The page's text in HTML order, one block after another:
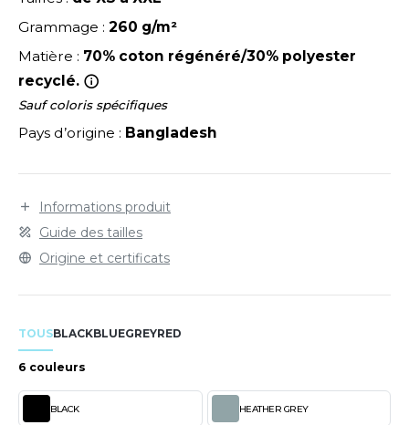
LABEL / TEAR AWAY
VETEMENTS
ROW
OF THE LOOM
OF THE LOOM VINTAGE
- BLANKS
Grammage : 260 g/m²
Matière : 70% coton régénéré/30% polyester
recyclé.
Sauf coloris spécifiques
Pays d’origine : Bangladesh
Informations produit
Guide des tailles
Origine et certificats
TOUSBLACKBLUEGREYRED
6 couleurs
BLACK HEATHER GREY